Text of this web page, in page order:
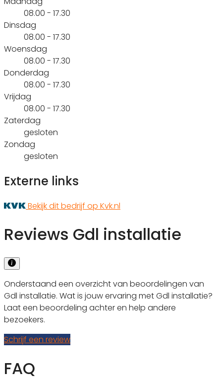
08.00 - 17.30
Dinsdag
08.00 - 17.30
Woensdag
08.00 - 17.30
Donderdag
08.00 - 17.30
Vrijdag
08.00 - 17.30
Zaterdag
gesloten
Zondag
gesloten
Externe links
Bekijk dit bedrijf op Kvk.nl
Reviews Gdl installatie
Onderstaand een overzicht van beoordelingen van
Gdl installatie. Wat is jouw ervaring met Gdl installatie?
Laat een beoordeling achter en help andere
bezoekers.
Schrijf een review
FAQ